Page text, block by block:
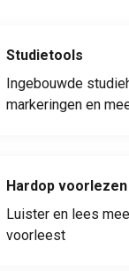
Studietools
Ingebouwde
markeringen en
Hardop voorlezen
Luister en lees
voorleest